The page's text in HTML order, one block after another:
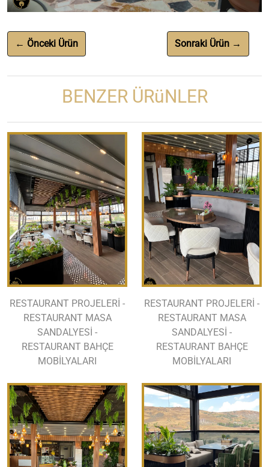
← Önceki Ürün Sonraki Ürün →
BENZER ÜRüNLER
RESTAURANT PROJELERİ -
RESTAURANT MASA
SANDALYESİ -
RESTAURANT BAHÇE
MOBİLYALARI
RESTAURANT PROJELERİ -
RESTAURANT MASA
SANDALYESİ -
RESTAURANT BAHÇE
MOBİLYALARI